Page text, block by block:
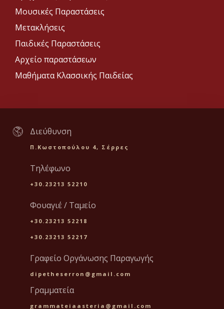
Μουσικές Παραστάσεις
Μετακλήσεις
Παιδικές Παραστάσεις
Αρχείο παραστάσεων
Μαθήματα Κλασσικής Παιδείας
Διεύθυνση
Π.Κωστοπούλου 4, Σέρρες
Τηλέφωνο
+30.23213 52210
Φουαγιέ / Ταμείο
+30.23213 52218
+30.23213 52217
Γραφείο Οργάνωσης Παραγωγής
dipetheserron@gmail.com
Γραμματεία
grammateiaasteria@gmail.com